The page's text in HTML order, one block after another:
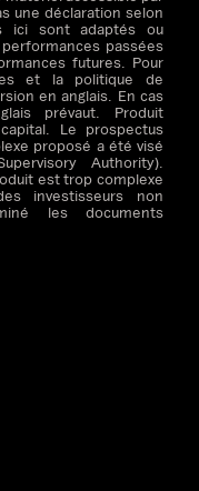
une déclaration selon
ici sont adaptés ou
passées
futures. Pour
et la politique de
en anglais. En cas
prévaut. Produit
Le prospectus
proposé a été visé
Authority).
est trop complexe
investisseurs non
les documents